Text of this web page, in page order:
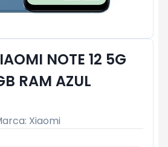
NOTE 12 5G
RAM AZUL
Xiaomi